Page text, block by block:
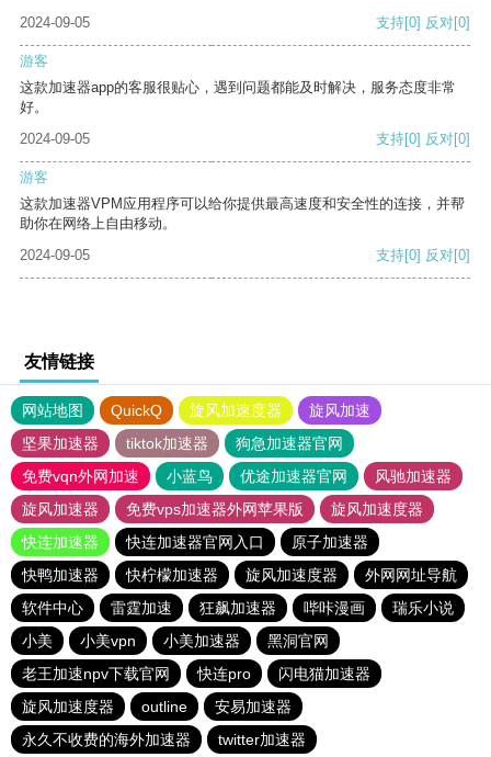
2024-09-05 支持[0] 反对[0]
游客
这款加速器app的客服很贴心，遇到问题都能及时解决，服务态度非常
好。
2024-09-05
支持[0] 反对[0]
游客
这款加速器VPM应用程序可以给你提供最高速度和安全性的连接，并帮
助你在网络上自由移动。
2024-09-05
支持[0] 反对[0]
友情链接
网站地图 QuickQ 旋风加速度器
旋风加速
坚果加速器
tiktok加速器
狗急加速器官网
免费vqn外网加速
小蓝鸟 优途加速器官网
风驰加速器
旋风加速器
免费vps加速器外网苹果版
旋风加速度器
快连加速器
快连加速器官网入口
原子加速器
快鸭加速器
快柠檬加速器 旋风加速度器
外网网址导航
软件中心
雷霆加速 狂飙加速器 哔咔漫画
瑞乐小说
小美
小美vpn 小美加速器
黑洞官网
老王加速npv下载官网
快连pro
闪电猫加速器
旋风加速度器
outline
安易加速器
永久不收费的海外加速器
twitter加速器